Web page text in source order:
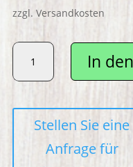
zzgl. Versandkosten
VMAX
Haken
Klappmechanismus
In